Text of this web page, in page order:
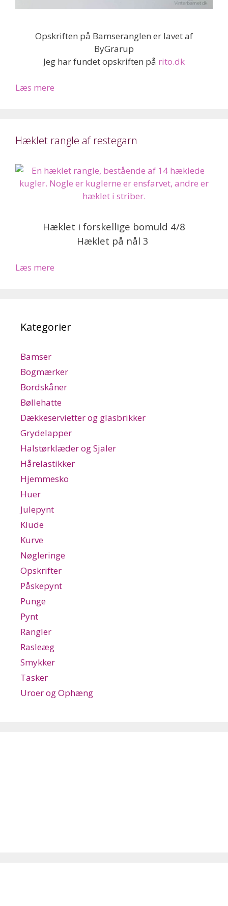
Opskriften på Bamseranglen er lavet af
ByGrarup
Jeg har fundet opskriften på rito.dk
Læs mere
Hæklet rangle af restegarn
Hæklet i forskellige bomuld 4/8
Hæklet på nål 3
Læs mere
Kategorier
Bamser
Bogmærker
Bordskåner
Bøllehatte
Dækkeservietter og glasbrikker
Grydelapper
Halstørklæder og Sjaler
Hårelastikker
Hjemmesko
Huer
Julepynt
Klude
Kurve
Nøgleringe
Opskrifter
Påskepynt
Punge
Pynt
Rangler
Rasleæg
Smykker
Tasker
Uroer og Ophæng